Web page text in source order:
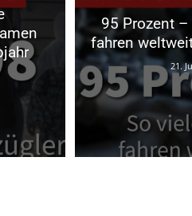
95 Prozent –
fahren
21.